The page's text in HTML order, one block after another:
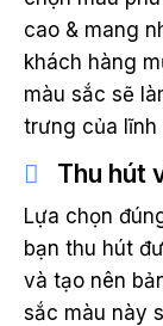
cao & mang
khách hàng
màu sắc sẽ
trưng của lĩnh
Thu hút
Lựa chọn
bạn thu hút
và tạo nên
sắc màu này